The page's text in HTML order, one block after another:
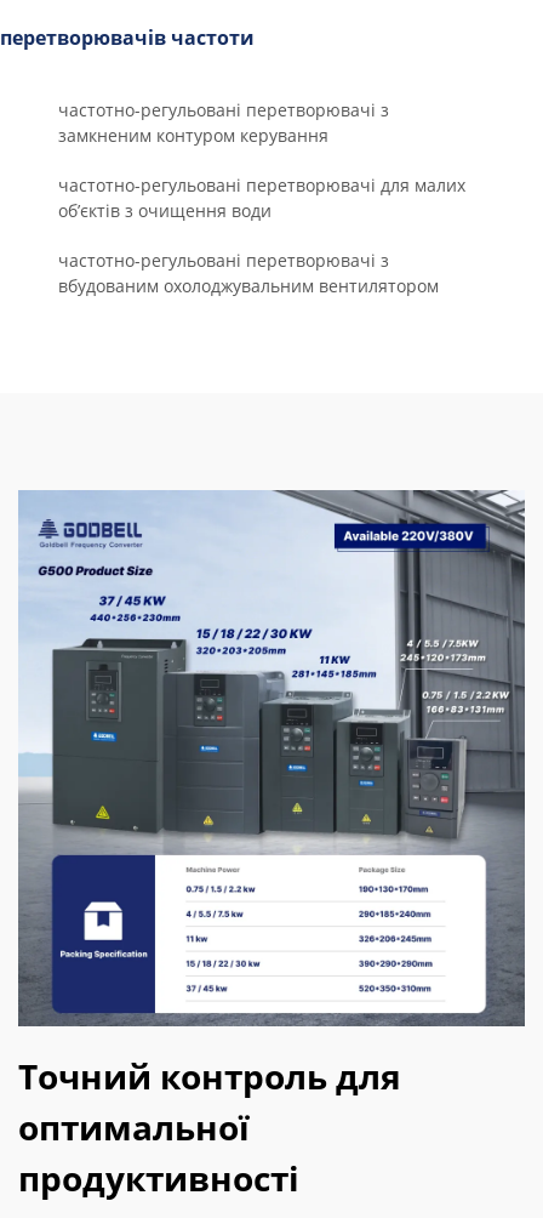
перетворювачів частоти
частотно-регульовані перетворювачі з
замкненим контуром керування
частотно-регульовані перетворювачі для малих
об’єктів з очищення води
частотно-регульовані перетворювачі з
вбудованим охолоджувальним вентилятором
Точний контроль для
оптимальної
продуктивності